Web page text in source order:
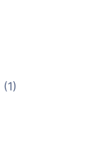
(1)